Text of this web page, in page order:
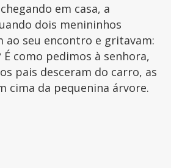
em casa, a
dois menininhos
ao seu encontro e gritavam:
como pedimos à senhora,
pais desceram do carro, as
cima da pequenina árvore.